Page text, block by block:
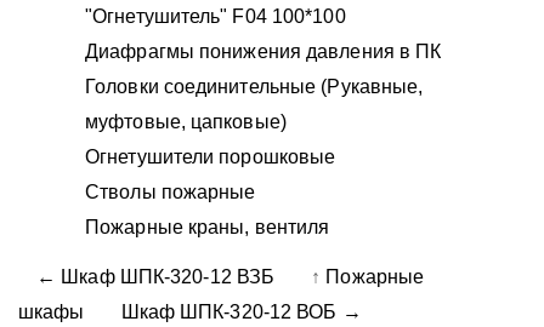
"Огнетушитель" F04 100*100
Диафрагмы понижения давления в ПК
Головки соединительные (Рукавные,
муфтовые, цапковые)
Огнетушители порошковые
Стволы пожарные
Пожарные краны, вентиля
← Шкаф ШПК-320-12 ВЗБ ↑ Пожарные
шкафы
Шкаф ШПК-320-12 ВОБ →